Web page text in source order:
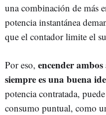
una combinación de más
potencia instantánea
que el contador limite el
Por eso, encender
siempre es una buena
potencia contratada,
consumo puntual, como